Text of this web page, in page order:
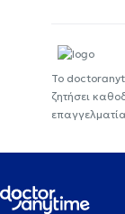
Το
ζητήσει